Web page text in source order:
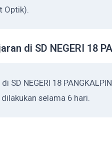
Optik).
di SD NEGERI 18
SD NEGERI 18
selama 6 hari.